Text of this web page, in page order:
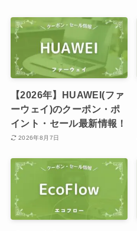
【2026年】HUAWEI(ファ
ーウェイ)のクーポン・ポ
イント・セール最新情報！
2026年8月7日